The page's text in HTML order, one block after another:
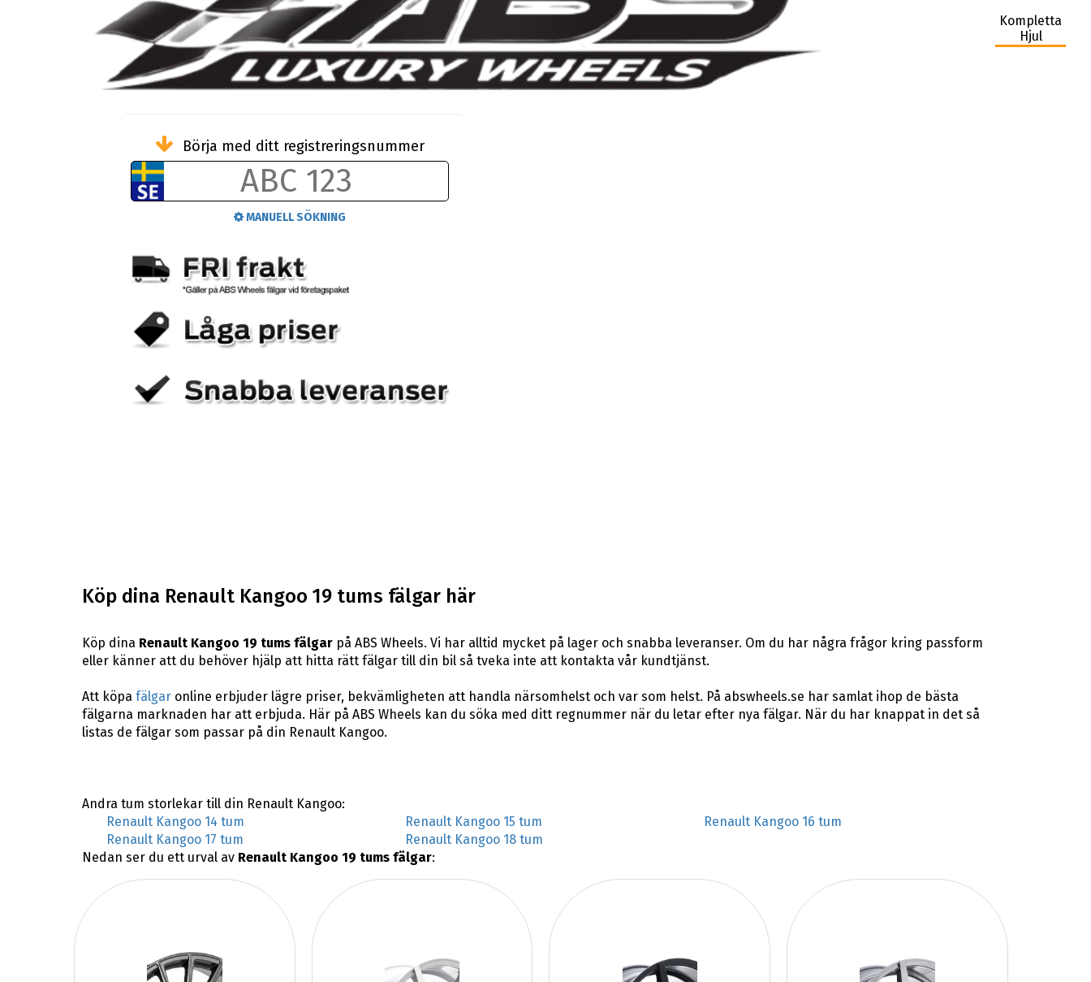
Kompletta
Hjul
Börja med ditt registreringsnummer
MANUELL SÖKNING
Köp dina Renault Kangoo 19 tums fälgar här
Köp dina Renault Kangoo 19 tums fälgarpå ABS Wheels. Vi har alltid mycket på lager och snabba leveranser. Om du har några frågor kring passform
eller känner att du behöver hjälp att hitta rätt fälgar till din bil så tveka inte att kontakta vår kundtjänst.
Att köpa fälgaronline erbjuder lägre priser, bekvämligheten att handla närsomhelst och var som helst. På abswheels.se har samlat ihop de bästa
fälgarna marknaden har att erbjuda. Här på ABS Wheels kan du söka med ditt regnummer när du letar efter nya fälgar. När du har knappat in det så
listas de fälgar som passar på din Renault Kangoo.
Andra tum storlekar till din Renault Kangoo:
Renault Kangoo 14 tum
Renault Kangoo 15 tum
Renault Kangoo 16 tum
Renault Kangoo 17 tum
Renault Kangoo 18 tum
Nedan ser du ett urval av Renault Kangoo 19 tums fälgar: